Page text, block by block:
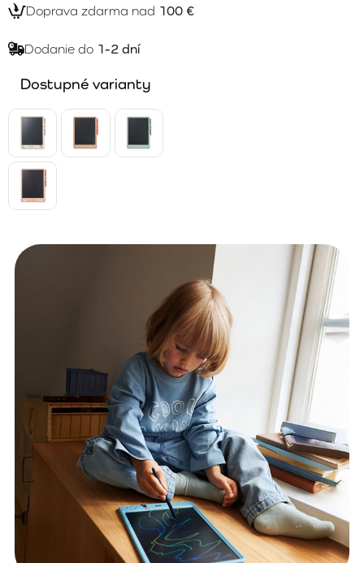
Doprava zdarma nad 100 €
Dodanie do 1-2 dní
Dostupné varianty